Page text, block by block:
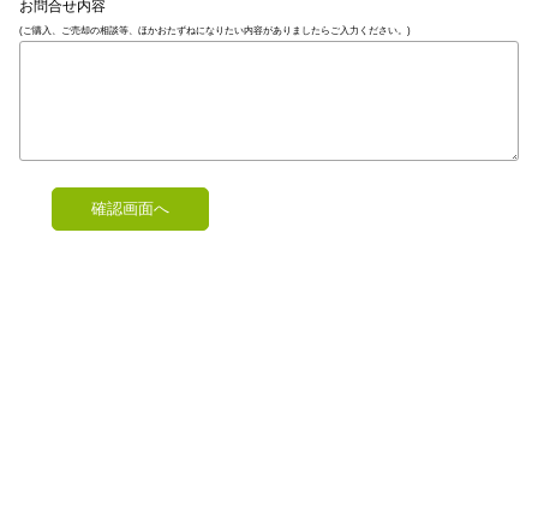
お問合せ内容
(ご購入、ご売却の相談等、ほかおたずねになりたい内容がありましたらご入力ください。)